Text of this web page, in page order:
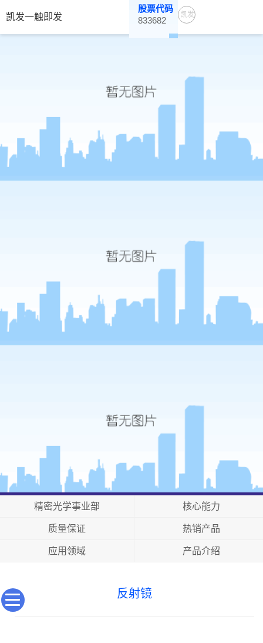
凯发一触即发
股票代码
833682
凯发
精密光学事业部 核心能力
质量保证 热销产品
应用领域 产品介绍
反射镜